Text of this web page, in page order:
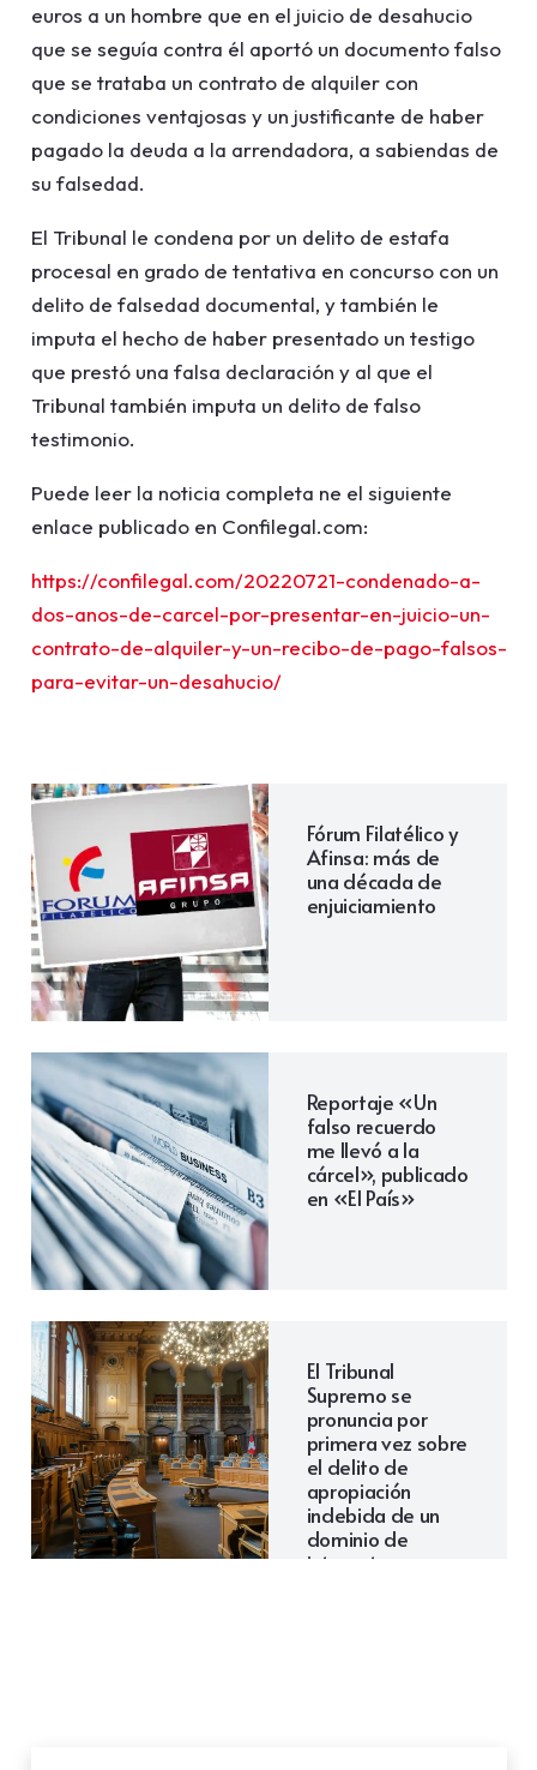
euros a un hombre que en el juicio de desahucio
que se seguía contra él aportó un documento falso
que se trataba un contrato de alquiler con
condiciones ventajosas y un justificante de haber
pagado la deuda a la arrendadora, a sabiendas de
su falsedad.
El Tribunal le condena por un delito de estafa
procesal en grado de tentativa en concurso con un
delito de falsedad documental, y también le
imputa el hecho de haber presentado un testigo
que prestó una falsa declaración y al que el
Tribunal también imputa un delito de falso
testimonio.
Puede leer la noticia completa ne el siguiente
enlace publicado en Confilegal.com:
https://confilegal.com/20220721-condenado-a-
dos-anos-de-carcel-por-presentar-en-juicio-un-
contrato-de-alquiler-y-un-recibo-de-pago-falsos-
para-evitar-un-desahucio/
Fórum Filatélico y
Afinsa: más de
una década de
enjuiciamiento
Reportaje «Un
falso recuerdo
me llevó a la
cárcel», publicado
en «El País»
El Tribunal
Supremo se
pronuncia por
primera vez sobre
el delito de
apropiación
indebida de un
dominio de
internet